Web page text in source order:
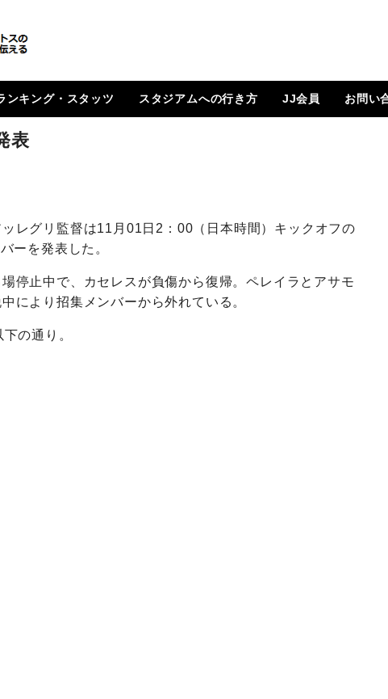
ンキング・スタッツ
国順位表
節 日程一覧
ールランキング
スタジアムへの行き方 JJ会員 お問い
表
レグリ監督は11月01日2：00（日本時間）キックオフの
ーを発表した。
停止中で、カセレスが負傷から復帰。ペレイラとアサモ
により招集メンバーから外れている。
の通り。